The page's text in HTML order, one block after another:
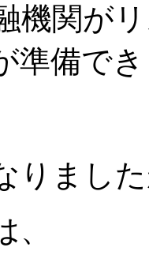
機関が
準備で
りまし